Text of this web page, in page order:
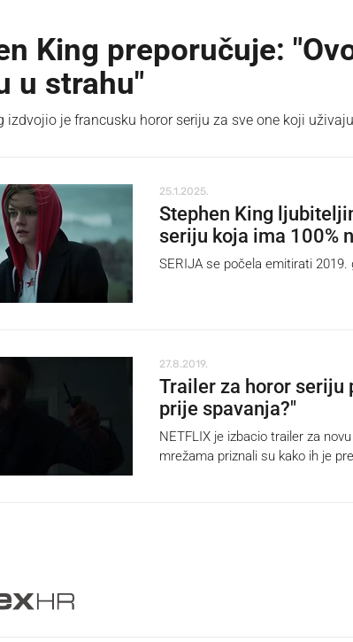
King preporučuje:
u strahu"
izdvojio je francusku horor seriju za sve one koji
25.1.2025.
Stephen King
seriju koja ima 100%
SERIJA se počela emitirati 2019.
27.8.2019.
Trailer za horor seriju
prije spavanja?"
NETFLIX je izbacio trailer za
mrežama priznali su kako ih je